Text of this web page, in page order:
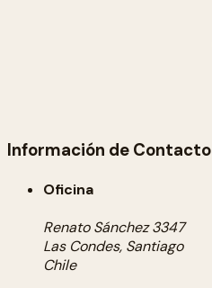
Información de Contacto
Oficina
Renato Sánchez 3347
Las Condes, Santiago
Chile